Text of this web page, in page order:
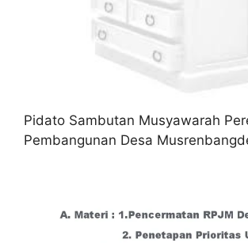
Pidato Sambutan Musyawarah
Pembangunan Desa